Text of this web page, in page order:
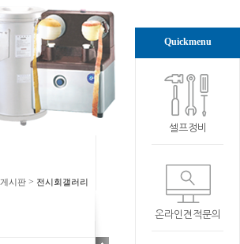
게시판 > 전시회갤러리
Quickmenu
셀프정비
온라인견적문의